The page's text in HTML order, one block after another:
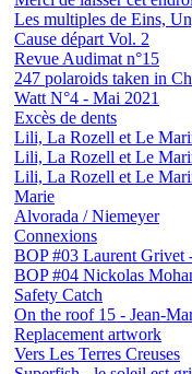
Les multiples de Eins,
Cause départ Vol. 2
Revue Audimat n°15
247 polaroids taken in
Watt N°4 - Mai 2021
Excès de dents
Lili, La Rozell et Le
Lili, La Rozell et Le
Lili, La Rozell et Le
Marie
Alvorada / Niemeyer
Connexions
BOP #03 Laurent Grivet
BOP #04 Nickolas
Safety Catch
On the roof 15 - Jean-
Replacement artwork
Vers Les Terres Creuses